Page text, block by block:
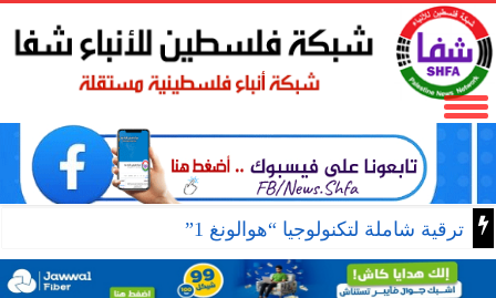
ترقية شاملة لتكنولوجيا “هوالونغ 1”